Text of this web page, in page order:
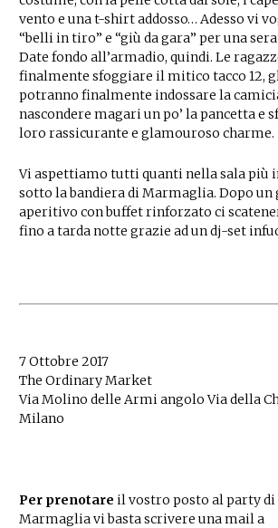
vento e una t-shirt addosso… Adesso vi
“belli in tiro” e “giù da gara” per una
Date fondo all’armadio, quindi. Le
finalmente sfoggiare il mitico tacco 12,
potranno finalmente indossare la
nascondere magari un po’ la pancetta e
loro rassicurante e glamouroso charme.
Vi aspettiamo tutti quanti nella sala più
sotto la bandiera di Marmaglia. Dopo un
aperitivo con buffet rinforzato ci
fino a tarda notte grazie ad un dj-set
7 Ottobre 2017
The Ordinary Market
Via Molino delle Armi angolo Via della
Milano
Per prenotare il vostro posto al party di
Marmaglia vi basta scrivere una mail a